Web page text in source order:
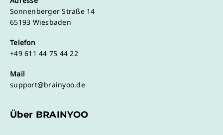
Sonnenberger Straße 14
65193 Wiesbaden
Telefon
+49 611 44 75 44 22
Mail
support@brainyoo.de
Über BRAINYOO